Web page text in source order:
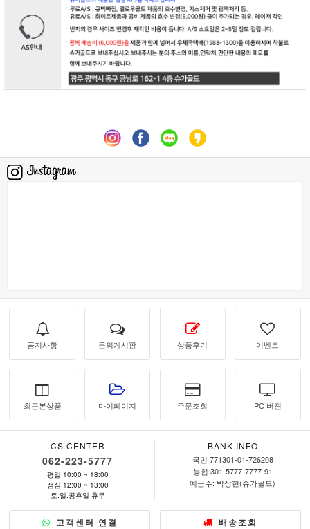
공지사항 문의게시판 상품후기 이벤트
최근본상품 마이페이지 주문조회 PC 버젼
CS CENTER
062-223-5777
평일 10:00 ~ 18:00
점심 12:00 ~ 13:00
토.일.공휴일 휴무
BANK INFO
국민 771301-01-726208
농협 301-5777-7777-91
예금주: 박상현(슈가골드)
고객센터 연결 배송조회